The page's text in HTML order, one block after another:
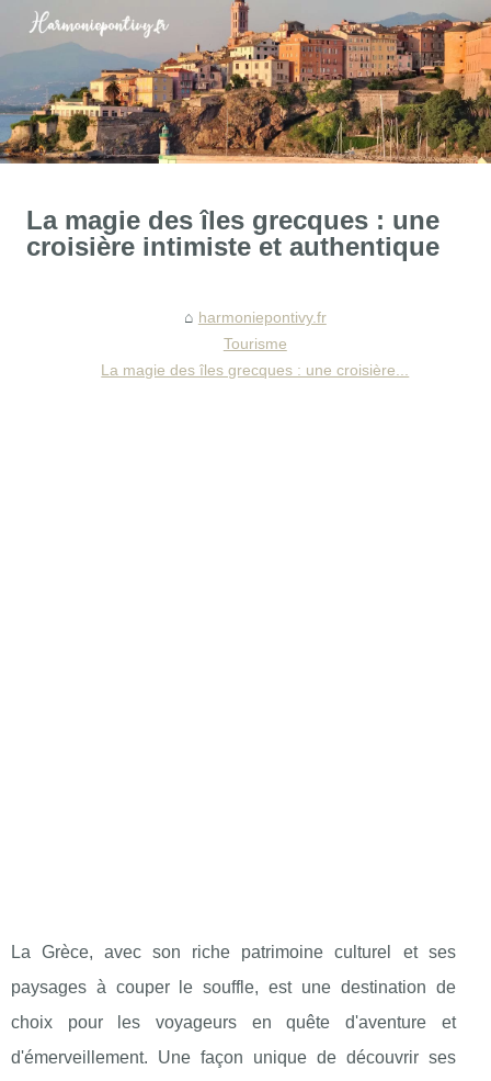
La magie des îles grecques : une
croisière intimiste et authentique
harmoniepontivy.fr
Tourisme
La magie des îles grecques : une croisière...
La Grèce, avec son riche patrimoine culturel et ses
paysages à couper le souffle, est une destination de
choix pour les voyageurs en quête d'aventure et
d'émerveillement. Une façon unique de découvrir ses